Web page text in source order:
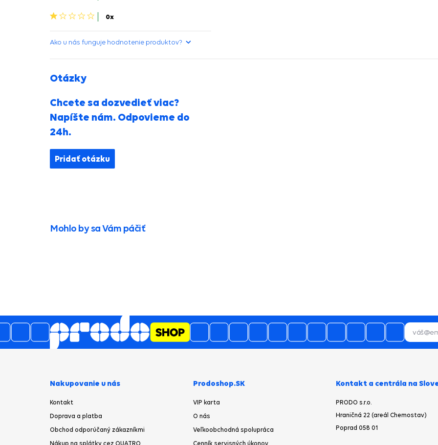
1
0x
Ako u nás funguje hodnotenie produktov?
Otázky
Chcete sa dozvedieť viac?
Napíšte nám. Odpovieme do
24h.
Pridať otázku
Mohlo by sa Vám páčiť
Nakupovanie u nás
Kontakt
Doprava a platba
Obchod odporúčaný zákazníkmi
Nákup na splátky cez QUATRO
Prodoshop.SK
VIP karta
O nás
Veľkoobchodná spolupráca
Cenník servisných úkonov
Kontakt a centrála na
PRODO s.r.o.
Hraničná 22 (areál Chemostav)
Poprad 058 01